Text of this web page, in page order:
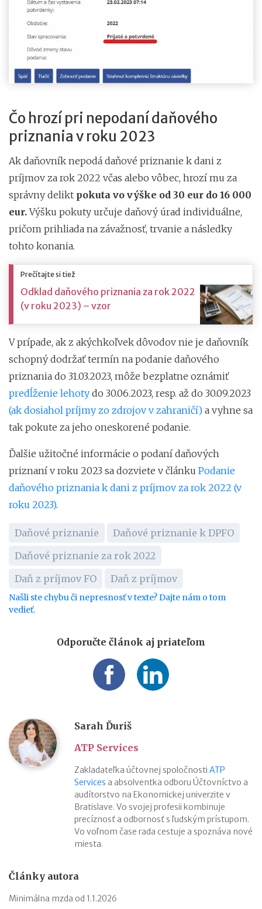
Čo hrozí pri nepodaní daňového
priznania v roku 2023
Ak daňovník nepodá daňové priznanie k dani z
príjmov za rok 2022 včas alebo vôbec, hrozí mu za
správny delikt pokuta vo výške od 30 eur do 16 000
eur.Výšku pokuty určuje daňový úrad individuálne,
pričom prihliada na závažnosť, trvanie a následky
tohto konania.
Prečítajte si tiež
Odklad daňového priznania za rok 2022
(v roku 2023) – vzor
V prípade, ak z akýchkoľvek dôvodov nie je daňovník
schopný dodržať termín na podanie daňového
priznania do 31.03.2023, môže bezplatne oznámiť
predĺženie lehoty do 30.06.2023, resp. až do 30.09.2023
(ak dosiahol príjmy zo zdrojov v zahraničí) a vyhne sa
tak pokute za jeho oneskorené podanie.
Ďalšie užitočné informácie o podaní daňových
priznaní v roku 2023 sa dozviete v článku Podanie
daňového priznania k dani z príjmov za rok 2022 (v
roku 2023).
Daňové priznanie
Daňové priznanie k DPFO
Daňové priznanie za rok 2022
Daň z príjmov FO
Daň z príjmov
Našli ste chybu či nepresnosť v texte? Dajte nám o tom
vedieť.
Odporučte článok aj priateľom
Sarah Ďuriš
ATP Services
Zakladateľka účtovnej spoločnosti ATP
Services a absolventka odboru Účtovníctvo a
audítorstvo na Ekonomickej univerzite v
Bratislave. Vo svojej profesii kombinuje
precíznosť a odbornosť s ľudským prístupom.
Vo voľnom čase rada cestuje a spoznáva nové
miesta.
Články autora
Minimálna mzda od 1.1.2026